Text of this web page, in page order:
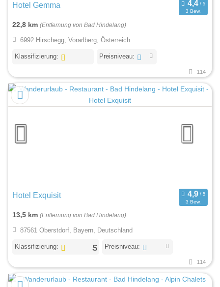
Hotel Gemma
3 Bew.
22,8 km (Entfernung von Bad Hindelang)
6992 Hirschegg, Vorarlberg, Österreich
Klassifizierung: Preisniveau:
114
Hotel Exquisit
3 Bew.
13,5 km (Entfernung von Bad Hindelang)
87561 Oberstdorf, Bayern, Deutschland
Klassifizierung: Preisniveau:
114